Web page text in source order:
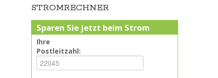
STROMRECHNER
Sparen Sie jetzt beim Strom
Ihre
Postleitzahl: